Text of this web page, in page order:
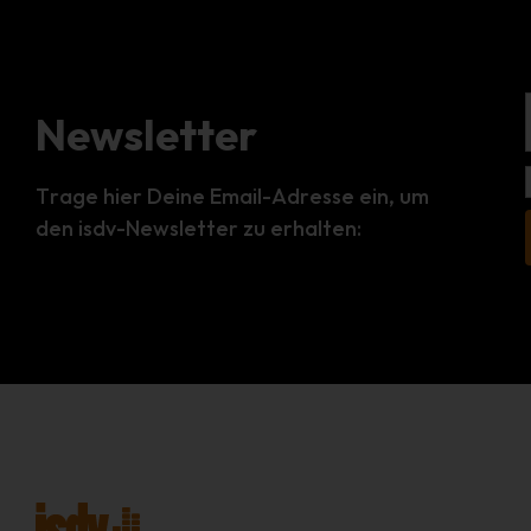
Newsletter
Trage hier Deine Email-Adresse ein, um
den isdv-Newsletter zu erhalten: